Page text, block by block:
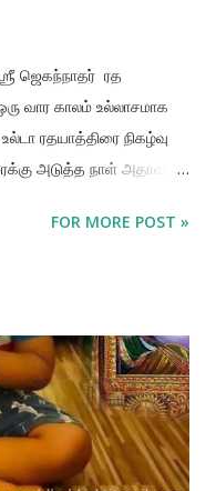
ஜெகந்நாதர் ரத
வார காலம் உல்லாசமாக
ரதயாத்திரை நிகழ்வு
அடுத்த நாள் அதாவது
அதர
மூலிகைச் சாறுகள்
பானங்கள் மூன்று
வகையில் மிகப்பெரிய மண்
இந்த பானம் ஓன்பது
தலா
FOR MORE POST »